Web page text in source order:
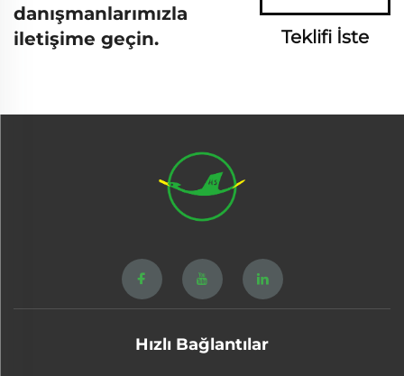
danışmanlarımızla
iletişime geçin.
Teklifi İste
Hızlı Bağlantılar